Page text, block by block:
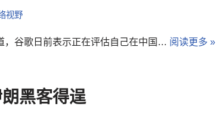
视野
，谷歌日前表示正在评估自己在中国… 阅读更多 »
黑客得逞